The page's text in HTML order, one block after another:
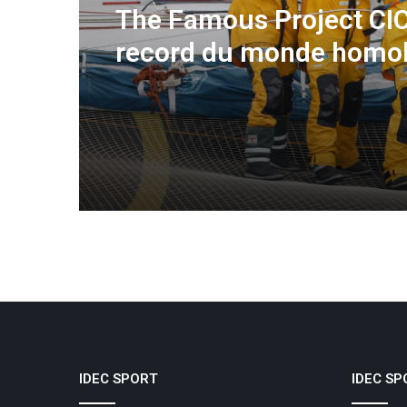
The Famous Project
record du monde
une aventure collective
soutenue par IDEC
IDEC SPORT IDEC